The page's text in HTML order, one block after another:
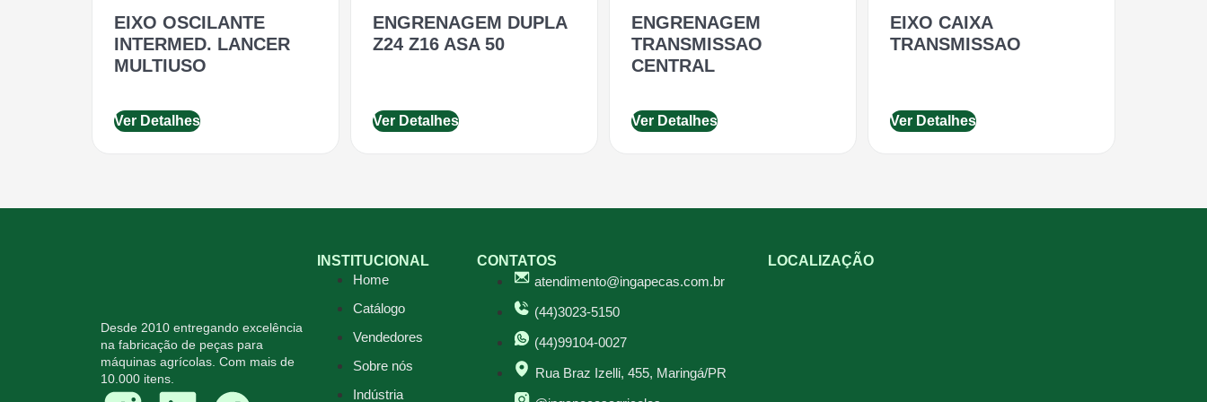
EIXO OSCILANTE
INTERMED. LANCER
MULTIUSO
Ver Detalhes
ENGRENAGEM DUPLA
Z24 Z16 ASA 50
Ver Detalhes
ENGRENAGEM
TRANSMISSAO
CENTRAL
Ver Detalhes
EIXO CAIXA
TRANSMISSAO
Ver Detalhes
Desde 2010 entregando excelência
na fabricação de peças para
máquinas agrícolas. Com mais de
10.000 itens.
INSTITUCIONAL
Home
Catálogo
Vendedores
Sobre nós
Indústria
CONTATOS
atendimento@ingapecas.com.br
(44)3023-5150
(44)99104-0027
Rua Braz Izelli, 455, Maringá/PR
LOCALIZAÇÃO